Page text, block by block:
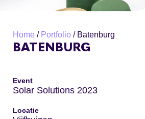
Home / Portfolio / Batenburg
BATENBURG
Event
Solar Solutions 2023
Locatie